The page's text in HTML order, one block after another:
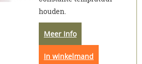
houden.
Meer Info
In winkelmand